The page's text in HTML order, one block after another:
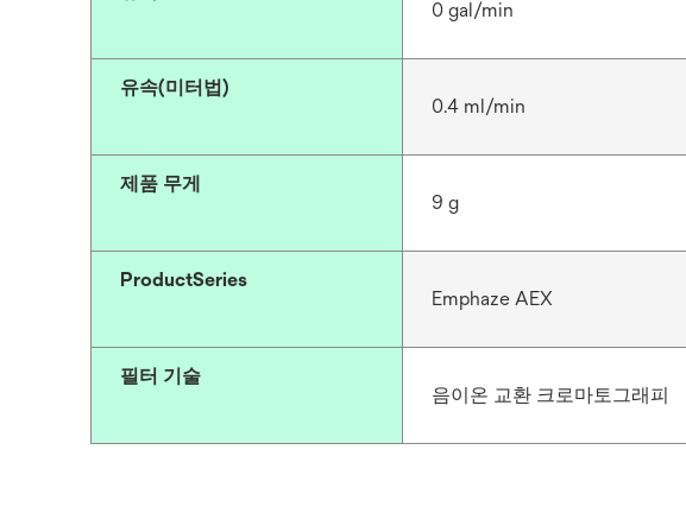
0 gal/min
유속(미터법)
0.4 ml/min
제품 무게
9 g
ProductSeries
Emphaze AEX
필터 기술
음이온 교환 크로마토그래피